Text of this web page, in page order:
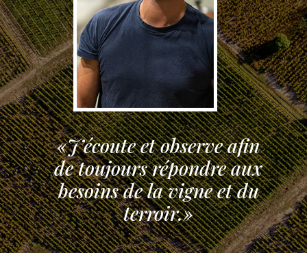
«J’écoute et observe afin
de toujours répondre aux
besoins de la vigne et du
terroir.»